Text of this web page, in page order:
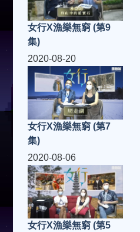
女行X漁樂無窮 (第9
集)
2020-08-20
女行X漁樂無窮 (第7
集)
2020-08-06
女行X漁樂無窮 (第5